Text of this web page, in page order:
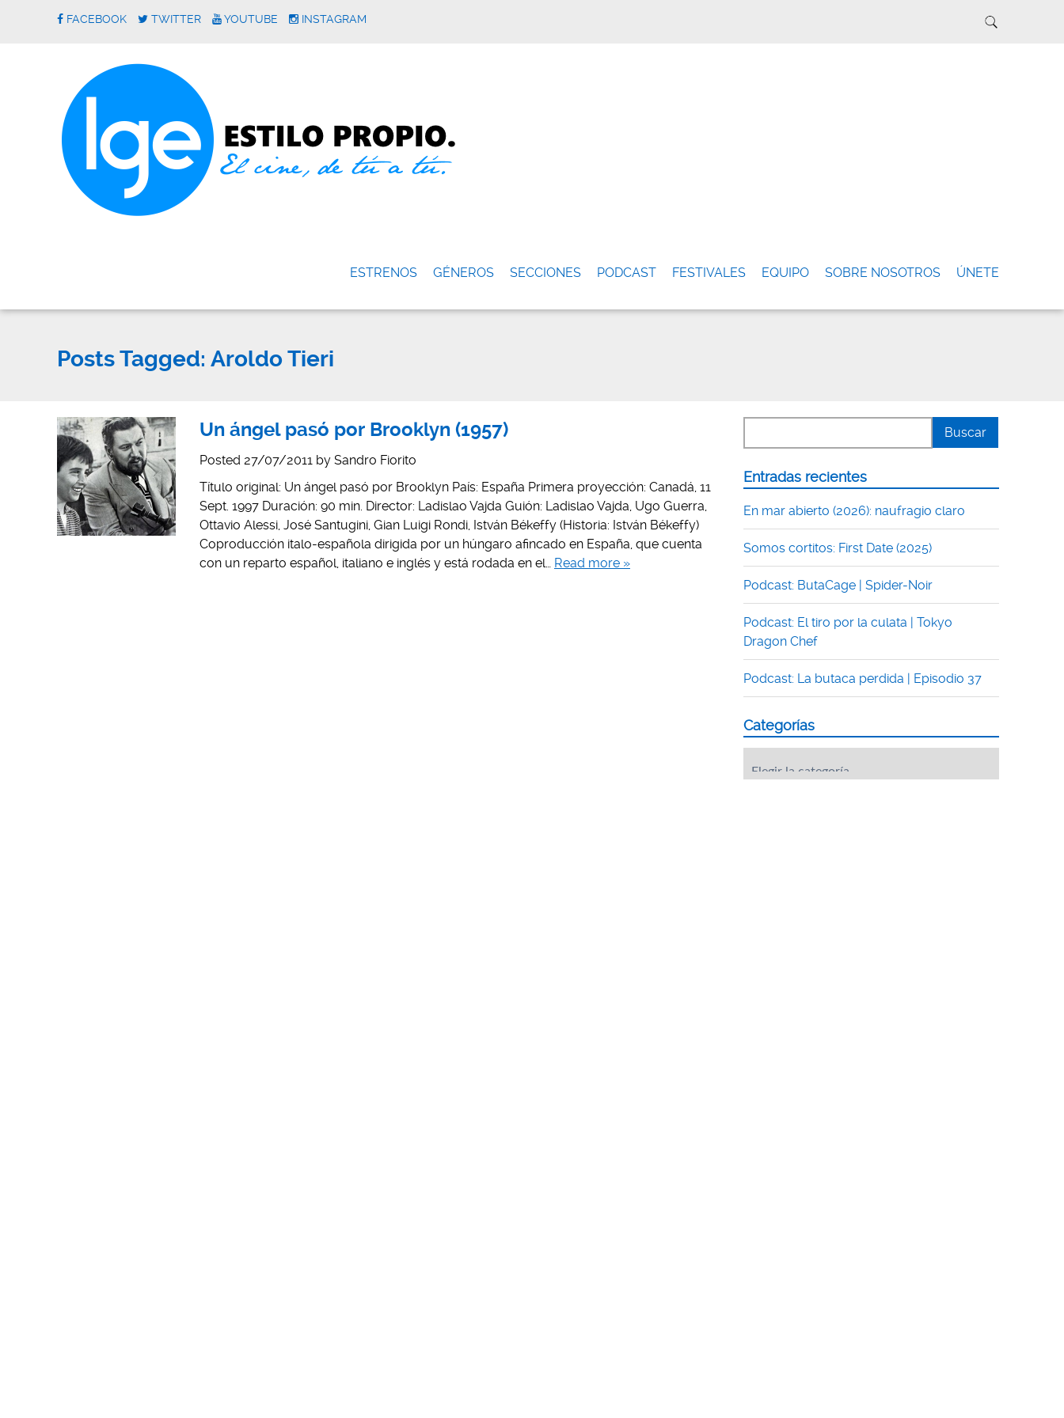
FACEBOOK TWITTER YOUTUBE INSTAGRAM
ESTRENOS GÉNEROS SECCIONES PODCAST FESTIVALES EQUIPO SOBRE NOSOTROS ÚNETE
Posts Tagged: Aroldo Tieri
Un ángel pasó por Brooklyn (1957)
Posted 27/07/2011 by Sandro Fiorito
Título original: Un ángel pasó por Brooklyn País: España Primera proyección: Canadá, 11
Sept. 1997 Duración: 90 min. Director: Ladislao Vajda Guión: Ladislao Vajda, Ugo Guerra,
Ottavio Alessi, José Santugini, Gian Luigi Rondi, István Békeffy (Historia: István Békeffy)
Coproducción italo-española dirigida por un húngaro afincado en España, que cuenta
con un reparto español, italiano e inglés y está rodada en el… Read more »
Entradas recientes
En mar abierto (2026): naufragio claro
Somos cortitos: First Date (2025)
Podcast: ButaCage | Spider-Noir
Podcast: El tiro por la culata | Tokyo
Dragon Chef
Podcast: La butaca perdida | Episodio 37
Categorías